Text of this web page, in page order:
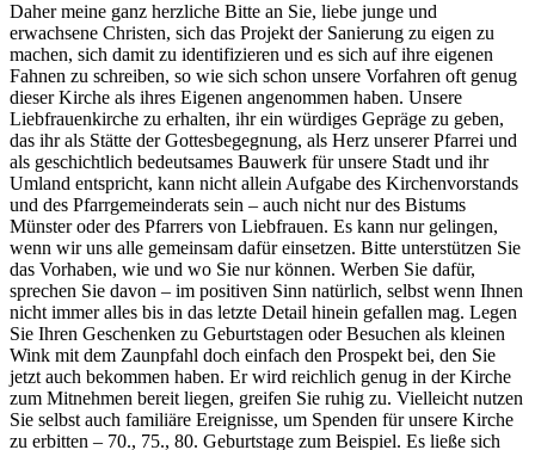
Daher meine ganz herzliche Bitte an Sie, liebe junge und
erwachsene Christen, sich das Projekt der Sanierung zu eigen zu
machen, sich damit zu identifizieren und es sich auf ihre eigenen
Fahnen zu schreiben, so wie sich schon unsere Vorfahren oft genug
dieser Kirche als ihres Eigenen angenommen haben. Unsere
Liebfrauenkirche zu erhalten, ihr ein würdiges Gepräge zu geben,
das ihr als Stätte der Gottesbegegnung, als Herz unserer Pfarrei und
als geschichtlich bedeutsames Bauwerk für unsere Stadt und ihr
Umland entspricht, kann nicht allein Aufgabe des Kirchenvorstands
und des Pfarrgemeinderats sein – auch nicht nur des Bistums
Münster oder des Pfarrers von Liebfrauen. Es kann nur gelingen,
wenn wir uns alle gemeinsam dafür einsetzen. Bitte unterstützen Sie
das Vorhaben, wie und wo Sie nur können. Werben Sie dafür,
sprechen Sie davon – im positiven Sinn natürlich, selbst wenn Ihnen
nicht immer alles bis in das letzte Detail hinein gefallen mag. Legen
Sie Ihren Geschenken zu Geburtstagen oder Besuchen als kleinen
Wink mit dem Zaunpfahl doch einfach den Prospekt bei, den Sie
jetzt auch bekommen haben. Er wird reichlich genug in der Kirche
zum Mitnehmen bereit liegen, greifen Sie ruhig zu. Vielleicht nutzen
Sie selbst auch familiäre Ereignisse, um Spenden für unsere Kirche
zu erbitten – 70., 75., 80. Geburtstage zum Beispiel. Es ließe sich